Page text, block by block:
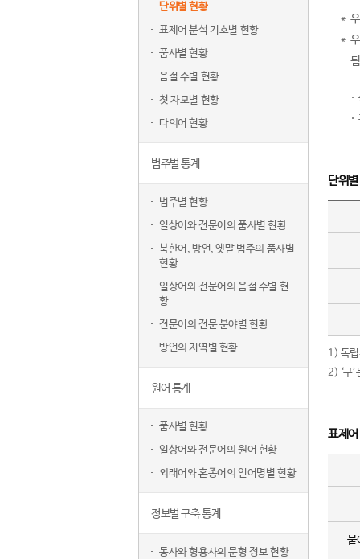
단위별 현황
표제어 분석 기호별 현황
품사별 현황
음절 수별 현황
첫 자모별 현황
다의어 현황
범주별 통계
범주별 현황
일상어와 전문어의 품사별 현황
북한어, 방언, 옛말 범주의 품사별
현황
일상어와 전문어의 음절 수별 현
황
전문어의 전문 분야별 현황
방언의 지역별 현황
원어 통계
품사별 현황
일상어와 전문어의 원어 현황
외래어와 혼종어의 언어명별 현황
정보별 구축 통계
동사와 형용사의 문형 정보 현황
단위
1) 독립
2) ‘구
표제
붙